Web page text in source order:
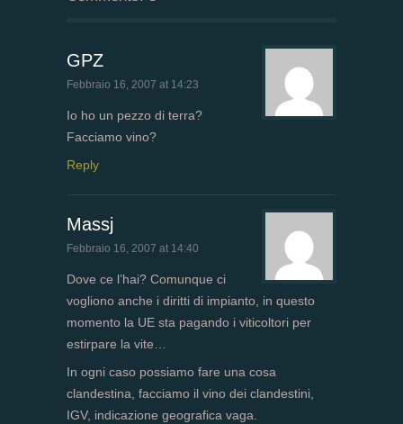
GPZ
Febbraio 16, 2007 at 14:23
Io ho un pezzo di terra?
Facciamo vino?
Reply
Massj
Febbraio 16, 2007 at 14:40
Dove ce l’hai? Comunque ci
vogliono anche i diritti di impianto, in questo
momento la UE sta pagando i viticoltori per
estirpare la vite…
In ogni caso possiamo fare una cosa
clandestina, facciamo il vino dei clandestini,
IGV, indicazione geografica vaga.